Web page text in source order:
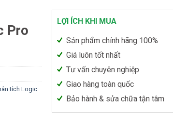
Pro
tích Logic
LỢI ÍCH KHI MUA
Sản phẩm chính hãng 100%
Giá luôn tốt nhất
Tư vấn chuyên nghiệp
Giao hàng toàn quốc
Bảo hành & sửa chữa tận tâm